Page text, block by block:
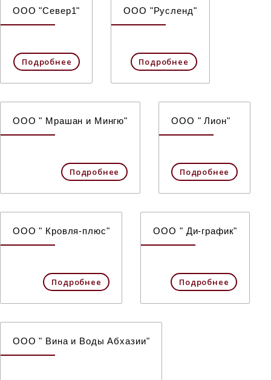
ООО "Север1"
Подробнее
ООО "Русленд"
Подробнее
ООО " Мрашан и Мингю"
Подробнее
ООО " Лион"
Подробнее
ООО " Кровля-плюс"
Подробнее
ООО " Ди-график"
Подробнее
ООО " Вина и Воды Абхазии"